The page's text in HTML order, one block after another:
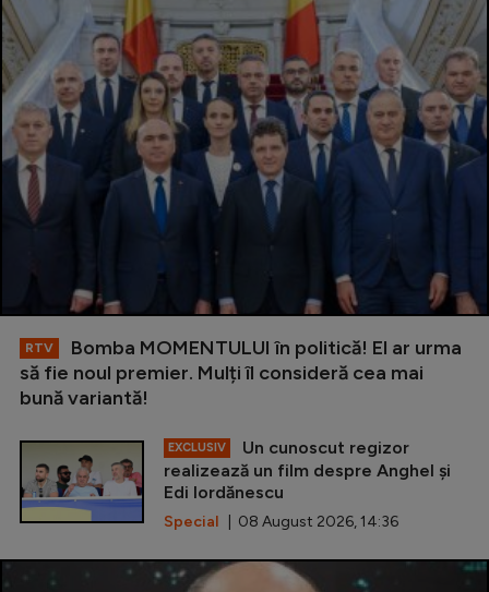
RTV
Bomba MOMENTULUI în politică! El ar urma
să fie noul premier. Mulți îl consideră cea mai
bună variantă!
EXCLUSIV
Un cunoscut regizor
realizează un film despre Anghel și
Edi Iordănescu
Special | 08 August 2026, 14:36